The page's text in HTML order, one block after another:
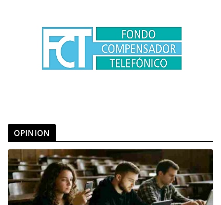
OPINION